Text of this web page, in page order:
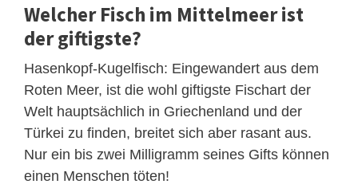
Welcher Fisch im Mittelmeer ist
der giftigste?
Hasenkopf-Kugelfisch: Eingewandert aus dem
Roten Meer, ist die wohl giftigste Fischart der
Welt hauptsächlich in Griechenland und der
Türkei zu finden, breitet sich aber rasant aus.
Nur ein bis zwei Milligramm seines Gifts können
einen Menschen töten!